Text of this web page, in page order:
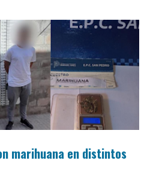
marihuana en distintos